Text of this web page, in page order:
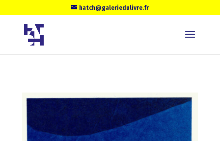
hatch@galeriedulivre.fr